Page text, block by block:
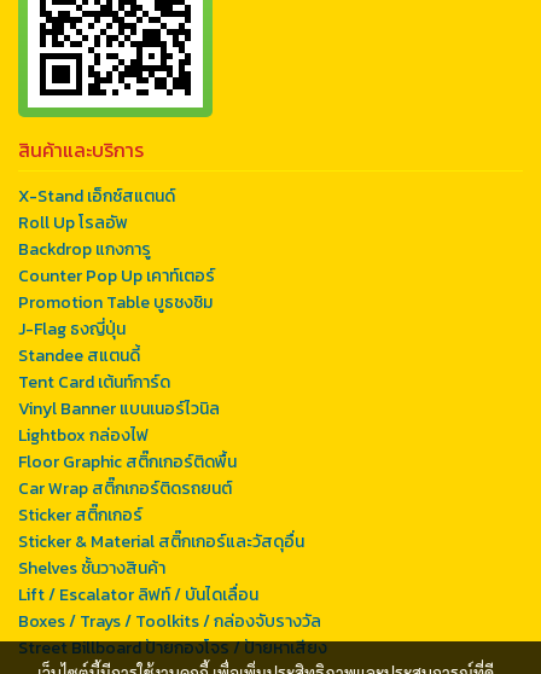
สินค้าและบริการ
X-Stand เอ็กซ์สแตนด์
Roll Up โรลอัพ
Backdrop แกงการู
Counter Pop Up เคาท์เตอร์
Promotion Table บูธชงชิม
J-Flag ธงญี่ปุ่น
Standee สแตนดี้
Tent Card เต้นท์การ์ด
Vinyl Banner แบนเนอร์ไวนิล
Lightbox กล่องไฟ
Floor Graphic สติ๊กเกอร์ติดพื้น
Car Wrap สติ๊กเกอร์ติดรถยนต์
Sticker สติ๊กเกอร์
Sticker & Material สติ๊กเกอร์และวัสดุอื่น
Shelves ชั้นวางสินค้า
Lift / Escalator ลิฟท์ / บันไดเลื่อน
Boxes / Trays / Toolkits / กล่องจับรางวัล
Street Billboard ป้ายกองโจร / ป้ายหาเสียง